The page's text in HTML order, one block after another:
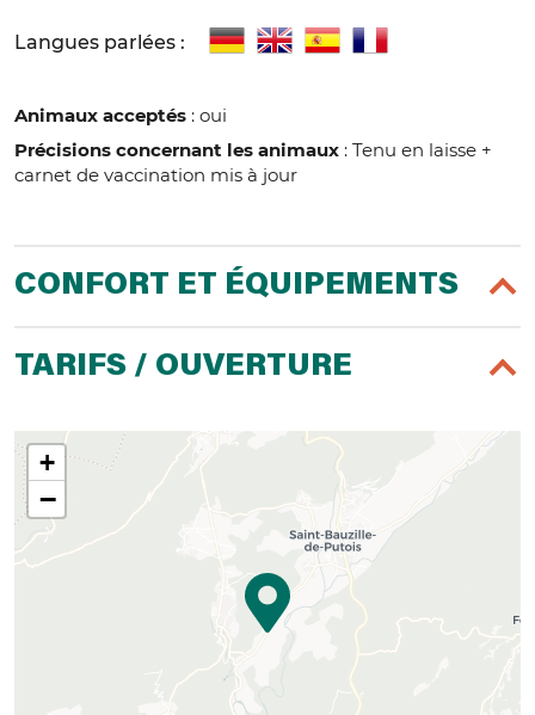
Langues parlées :
Animaux acceptés : oui
Précisions concernant les animaux : Tenu en laisse +
carnet de vaccination mis à jour
CONFORT ET ÉQUIPEMENTS
TARIFS / OUVERTURE
+
−